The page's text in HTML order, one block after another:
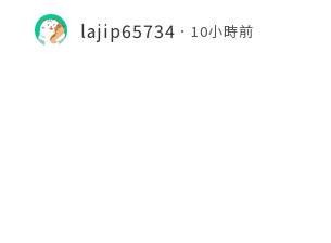
lajip65734 10小時前